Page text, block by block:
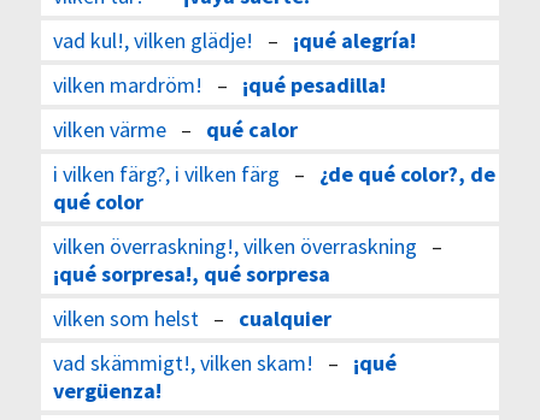
vad kul!, vilken glädje! – ¡qué alegría!
vilken mardröm! – ¡qué pesadilla!
vilken värme– qué calor
i vilken färg?, i vilken färg – ¿de qué color?, de
qué color
vilken överraskning!, vilken överraskning –
¡qué sorpresa!, qué sorpresa
vilken som helst– cualquier
vad skämmigt!, vilken skam! – ¡qué
vergüenza!